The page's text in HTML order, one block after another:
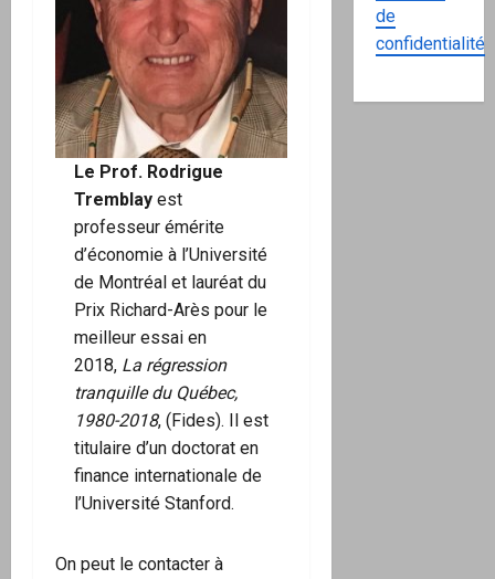
Le Prof. Rodrigue
Tremblayest
professeur émérite
d’économie à l’Université
de Montréal et lauréat du
Prix Richard-Arès pour le
meilleur essai en
2018, La régression
tranquille du Québec,
1980-2018, (Fides). Il est
titulaire d’un doctorat en
finance internationale de
l’Université Stanford.
On peut le contacter à
de
confidentialité